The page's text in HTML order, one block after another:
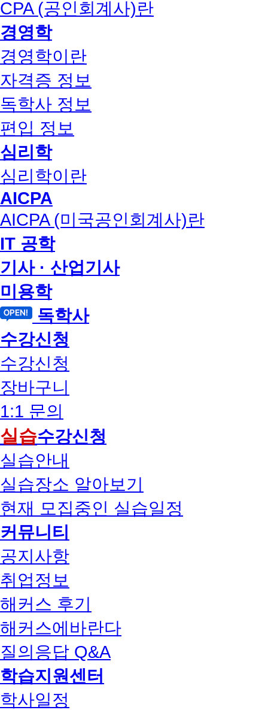
CPA (공인회계사)란
경영학
경영학이란
자격증 정보
독학사 정보
편입 정보
심리학
심리학이란
AICPA
AICPA (미국공인회계사)란
IT 공학
기사 · 산업기사
미용학
독학사
수강신청
수강신청
장바구니
1:1 문의
실습수강신청
실습안내
실습장소 알아보기
현재 모집중인 실습일정
커뮤니티
공지사항
취업정보
해커스 후기
해커스에바란다
질의응답 Q&A
학습지원센터
학사일정